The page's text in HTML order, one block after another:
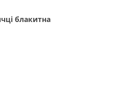
блакитна